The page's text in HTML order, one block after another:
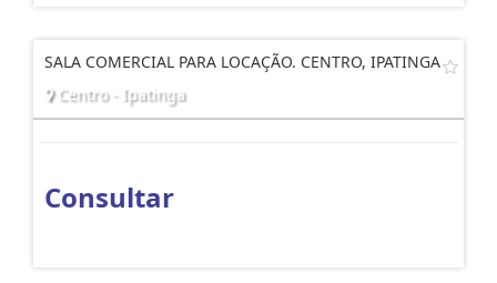
SALA COMERCIAL PARA LOCAÇÃO. CENTRO, IPATINGA
Centro - Ipatinga
Consultar